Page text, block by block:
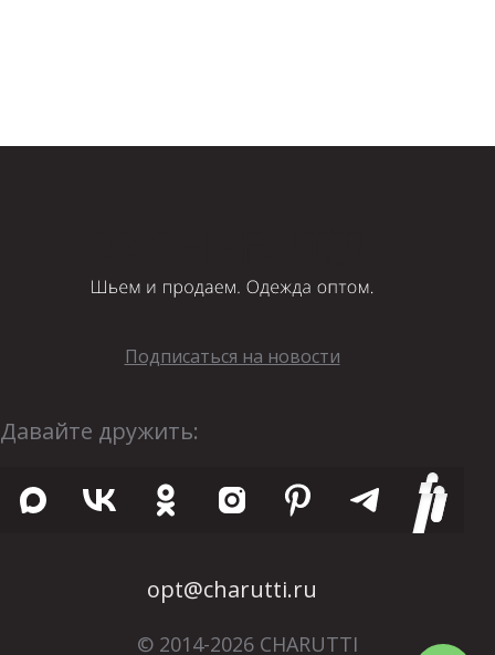
Подписаться на новости
Давайте дружить:
opt@charutti.ru
© 2014-2026 CHARUTTI